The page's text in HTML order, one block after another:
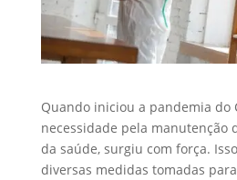
Quando iniciou a pandemia do
necessidade pela manutenção
da saúde, surgiu com força.
diversas medidas tomadas